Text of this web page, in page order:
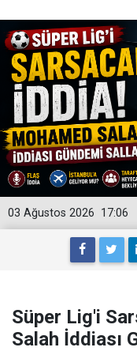
17:06
03 Ağustos 2026
Süper Lig'i
Salah İddiası